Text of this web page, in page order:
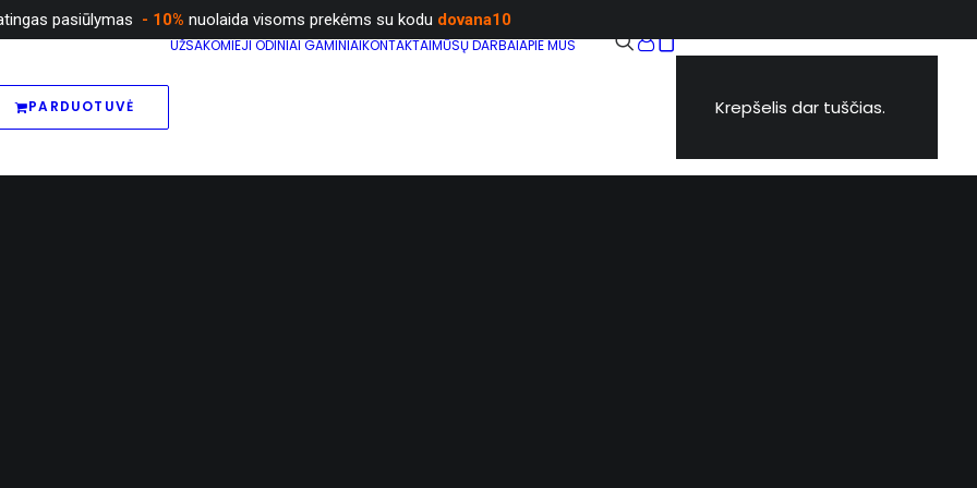
pasiūlymas - 10% nuolaida visoms prekėms su kodu dovana10
PARDUOTUVĖ
UŽSAKOMIEJI ODINIAI GAMINIAIKONTAKTAIMŪSŲ DARBAIAPIE MUS
Krepšelis dar tuščias.